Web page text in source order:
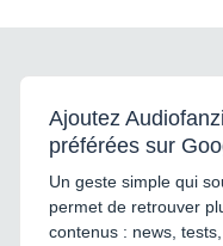
Ajoutez
préférées sur
Un geste simple qui
permet de retrouver
contenus : news,